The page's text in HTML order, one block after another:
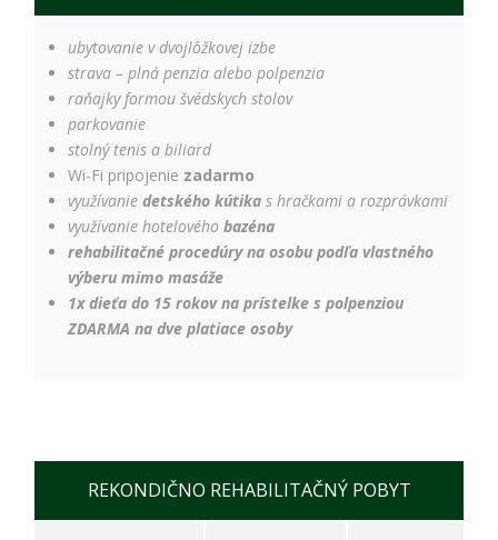
ubytovanie v dvojlôžkovej izbe
strava – plná penzia alebo polpenzia
raňajky formou švédskych stolov
parkovanie
stolný tenis a biliard
Wi-Fi pripojenie zadarmo
využívanie detského kútika s hračkami a rozprávkami
využívanie hotelového bazéna
rehabilitačné procedúry na osobu podľa vlastného
výberu mimo masáže
1x dieťa do 15 rokov na prístelke s polpenziou
ZDARMA na dve platiace osoby
REKONDIČNO REHABILITAČNÝ POBYT